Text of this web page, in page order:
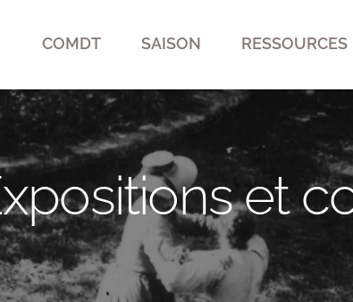
COMDT SAISON RESSOURCES
et